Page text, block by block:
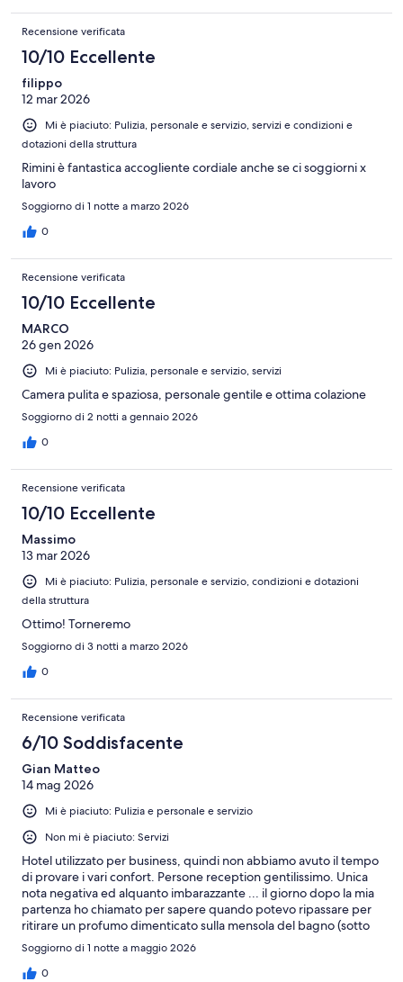
Recensione verificata
10/10 Eccellente
filippo
12 mar 2026
Mi è piaciuto: Pulizia, personale e servizio, servizi e condizioni e
dotazioni della struttura
Rimini è fantastica accogliente cordiale anche se ci soggiorni x
lavoro
Soggiorno di 1 notte a marzo 2026
0
Recensione verificata
10/10 Eccellente
MARCO
26 gen 2026
Mi è piaciuto: Pulizia, personale e servizio, servizi
Camera pulita e spaziosa, personale gentile e ottima colazione
Soggiorno di 2 notti a gennaio 2026
0
Recensione verificata
10/10 Eccellente
Massimo
13 mar 2026
Mi è piaciuto: Pulizia, personale e servizio, condizioni e dotazioni
della struttura
Ottimo! Torneremo
Soggiorno di 3 notti a marzo 2026
0
Recensione verificata
6/10 Soddisfacente
Gian Matteo
14 mag 2026
Mi è piaciuto: Pulizia e personale e servizio
Non mi è piaciuto: Servizi
Hotel utilizzato per business, quindi non abbiamo avuto il tempo
di provare i vari confort. Persone reception gentilissimo. Unica
nota negativa ed alquanto imbarazzante ... il giorno dopo la mia
partenza ho chiamato per sapere quando potevo ripassare per
ritirare un profumo dimenticato sulla mensola del bagno (sotto
lo specchio) della mia stanza ... ovviamente nessuno ha trovato
nulla nella mia stanza 214. No comment!!
Soggiorno di 1 notte a maggio 2026
0